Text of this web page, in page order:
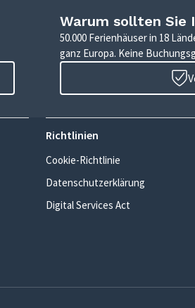
Warum sollten Sie
50.000 Ferienhäuser in 18
ganz Europa. Keine
Richtlinien
Cookie-Richtlinie
Datenschutzerklärung
Digital Services Act